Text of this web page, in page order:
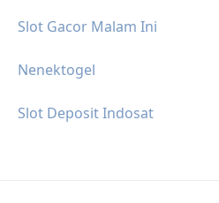
Slot Gacor Malam Ini
Nenektogel
Slot Deposit Indosat